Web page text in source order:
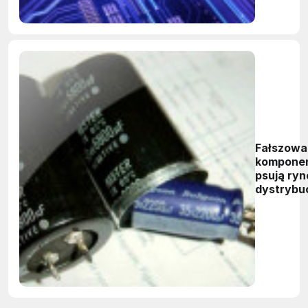
psują